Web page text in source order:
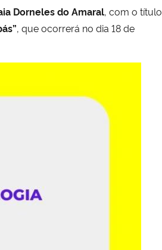
Dorneles do Amaral, com o título
, que ocorrerá no dia 18 de